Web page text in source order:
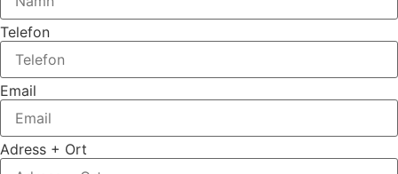
Telefon
Email
Adress + Ort